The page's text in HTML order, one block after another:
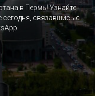
в Пермь! Узнайте
сегодня, связавшись с